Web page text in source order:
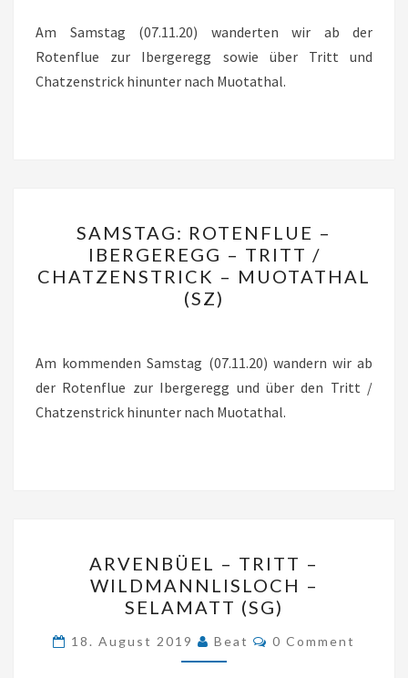
–
MUOTATHAL
(SZ)
Am Samstag (07.11.20) wanderten wir ab der
Rotenflue zur Ibergeregg sowie über Tritt und
Chatzenstrick hinunter nach Muotathal.
ROTENFLUE
–
IBERGEREGG
/
CHATZENSTRICK
–
SAMSTAG: ROTENFLUE –
IBERGEREGG – TRITT /
CHATZENSTRICK – MUOTATHAL
(SZ)
Am kommenden Samstag (07.11.20) wandern wir ab
der Rotenflue zur Ibergeregg und über den Tritt /
Chatzenstrick hinunter nach Muotathal.
–
TRITT
–
WILDMANNLISLOCH
–
ARVENBÜEL – TRITT –
WILDMANNLISLOCH –
SELAMATT (SG)
18. August 2019 Beat Comments
0 Comment